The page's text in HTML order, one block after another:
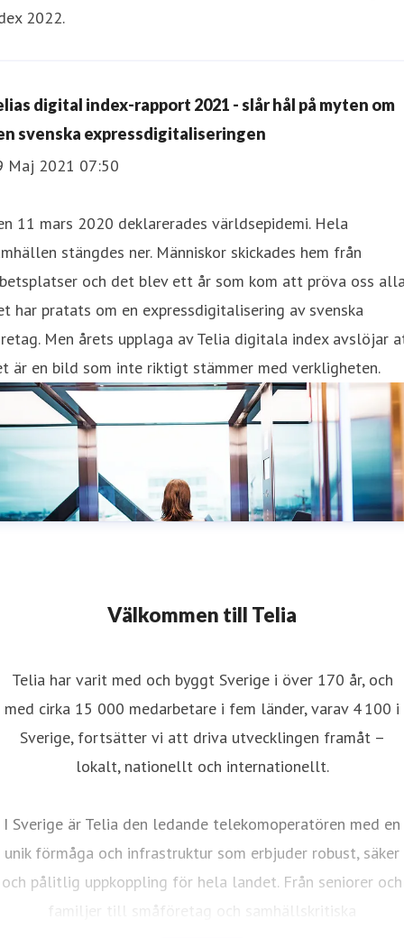
2022.
digital index-rapport 2021 - slår hål på myten om
svenska expressdigitaliseringen
Maj 2021 07:50
11 mars 2020 deklarerades världsepidemi. Hela
stängdes ner. Människor skickades hem från
och det blev ett år som kom att pröva oss
har pratats om en expressdigitalisering av svenska
Men årets upplaga av Telia digitala index avslöjar
är en bild som inte riktigt stämmer med verkligheten.
Välkommen till Telia
Telia har varit med och byggt Sverige i över 170 år, och
med cirka 15 000 medarbetare i fem länder, varav 4 100 i
Sverige, fortsätter vi att driva utvecklingen framåt –
lokalt, nationellt och internationellt.
I Sverige är Telia den ledande telekomoperatören med en
unik förmåga och infrastruktur som erbjuder robust, säker
och pålitlig uppkoppling för hela landet. Från seniorer och
familjer till småföretag och samhällskritiska